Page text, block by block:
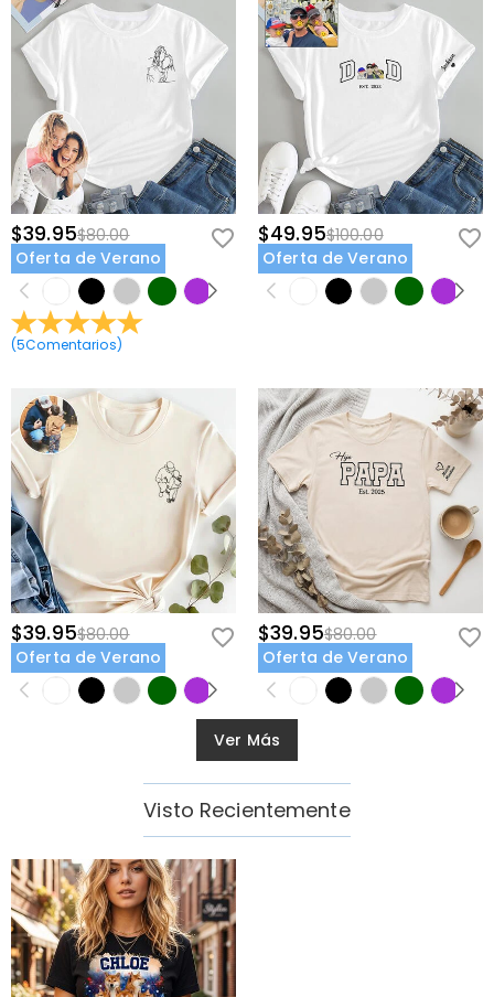
$39.95$80.00
Oferta de Verano
(5Comentarios)
$49.95$100.00
Oferta de Verano
$39.95$80.00
Oferta de Verano
$39.95$80.00
Oferta de Verano
Ver Más
Visto Recientemente